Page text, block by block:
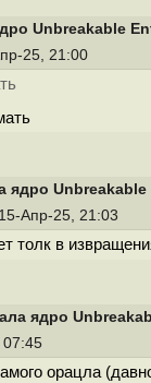
Unbreakable
25, 21:00
ядро Unbreakable
Апр-25, 21:03
толк в
ядро
орацла